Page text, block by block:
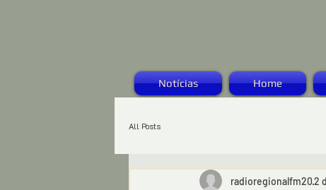
Notícias Home
All Posts
radioregionalfm202